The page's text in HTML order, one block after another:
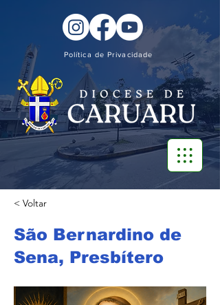
Política de Privacidade
< Voltar
São Bernardino de
Sena, Presbítero